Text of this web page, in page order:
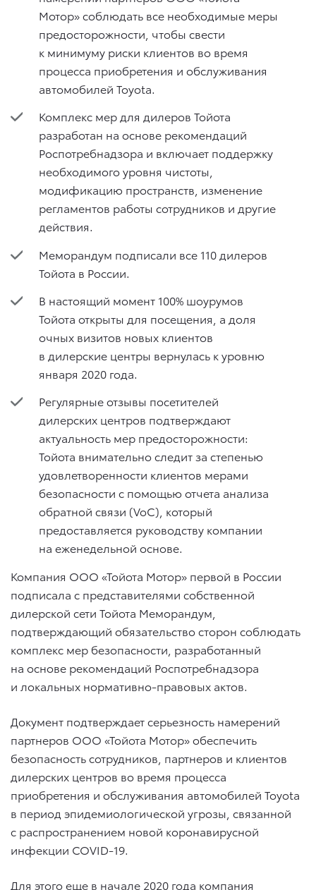
Мотор» соблюдать все необходимые меры
предосторожности, чтобы свести
к минимуму риски клиентов во время
процесса приобретения и обслуживания
автомобилей Toyota.
Комплекс мер для дилеров Тойота
разработан на основе рекомендаций
Роспотребнадзора и включает поддержку
необходимого уровня чистоты,
модификацию пространств, изменение
регламентов работы сотрудников и другие
действия.
Меморандум подписали все 110 дилеров
Тойота в России.
В настоящий момент 100% шоурумов
Тойота открыты для посещения, а доля
очных визитов новых клиентов
в дилерские центры вернулась к уровню
января 2020 года.
Регулярные отзывы посетителей
дилерских центров подтверждают
актуальность мер предосторожности:
Тойота внимательно следит за степенью
удовлетворенности клиентов мерами
безопасности с помощью отчета анализа
обратной связи (VoC), который
предоставляется руководству компании
на еженедельной основе.
Компания ООО «Тойота Мотор» первой в России
подписала с представителями собственной
дилерской сети Тойота Меморандум,
подтверждающий обязательство сторон соблюдать
комплекс мер безопасности, разработанный
на основе рекомендаций Роспотребнадзора
и локальных нормативно-правовых актов.
Документ подтверждает серьезность намерений
партнеров ООО «Тойота Мотор» обеспечить
безопасность сотрудников, партнеров и клиентов
дилерских центров во время процесса
приобретения и обслуживания автомобилей Toyota
в период эпидемиологической угрозы, связанной
с распространением новой коронавирусной
инфекции COVID-19.
Для этого еще в начале 2020 года компания